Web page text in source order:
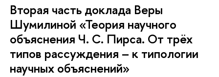
Вторая часть доклада Веры
Шумилиной «Теория научного
объяснения Ч. С. Пирса. От трёх
типов рассуждения – к типологии
научных объяснений»